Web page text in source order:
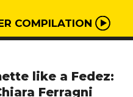
COMPILATION
like a Fedez:
Ferragni